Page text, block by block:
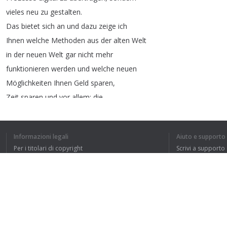
vieles neu zu gestalten.
Das bietet sich an und dazu zeige ich
Ihnen welche Methoden aus der alten Welt
in der neuen Welt gar nicht mehr
funktionieren werden und welche neuen
Möglichkeiten Ihnen Geld sparen,
Zeit sparen und vor allem: die
Dresden!
Ich freue mich auf Ihre Teilnahme!
Informazioni legali
Per i titolari di copyright
Aiuto e supporto
Scrivi a supporto